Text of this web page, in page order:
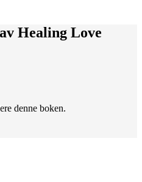
Healing Love
denne boken.